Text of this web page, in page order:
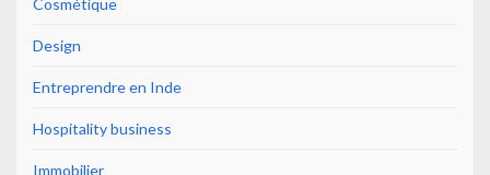
Cosmétique
Design
Entreprendre en Inde
Hospitality business
Immobilier